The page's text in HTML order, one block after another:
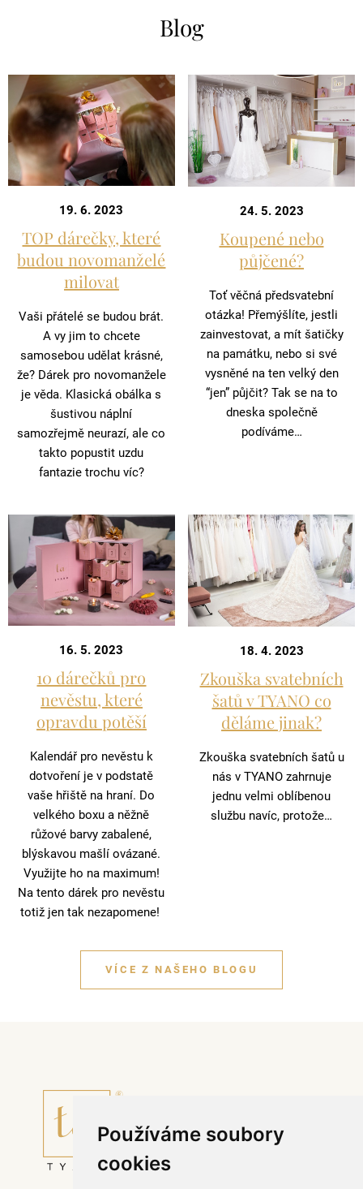
Používáme soubory
cookies
Blog
19. 6. 2023
TOP dárečky, které
budou novomanželé
milovat
Vaši přátelé se budou brát.
A vy jim to chcete
samosebou udělat krásné,
že? Dárek pro novomanžele
je věda. Klasická obálka s
šustivou náplní
samozřejmě neurazí, ale co
takto popustit uzdu
fantazie trochu víc?
24. 5. 2023
Koupené nebo
půjčené?
Toť věčná předsvatební
otázka! Přemýšlíte, jestli
zainvestovat, a mít šatičky
na památku, nebo si své
vysněné na ten velký den
“jen” půjčit? Tak se na to
dneska společně
podíváme…
16. 5. 2023
10 dárečků pro
nevěstu, které
opravdu potěší
Kalendář pro nevěstu k
dotvoření je v podstatě
vaše hřiště na hraní. Do
velkého boxu a něžně
růžové barvy zabalené,
blýskavou mašlí ovázané.
Využijte ho na maximum!
Na tento dárek pro nevěstu
totiž jen tak nezapomene!
18. 4. 2023
Zkouška svatebních
šatů v TYANO co
děláme jinak?
Zkouška svatebních šatů u
nás v TYANO zahrnuje
jednu velmi oblíbenou
službu navíc, protože…
VÍCE Z NAŠEHO BLOGU